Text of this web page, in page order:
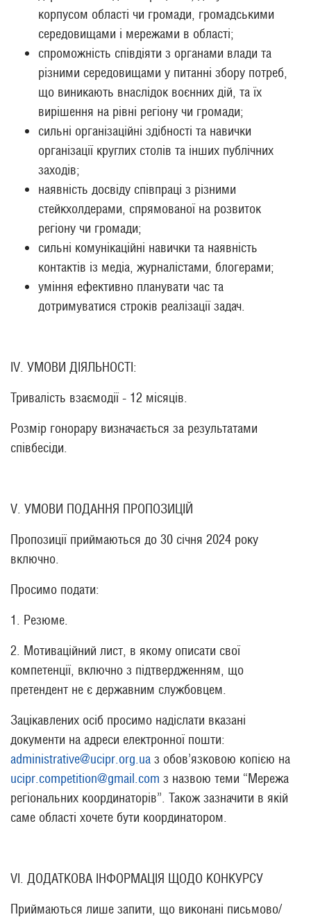
корпусом області чи громади, громадськими
середовищами і мережами в області;
спроможність співдіяти з органами влади та
різними середовищами у питанні збору потреб,
що виникають внаслідок воєнних дій, та їх
вирішення на рівні регіону чи громади;
сильні організаційні здібності та навички
організації круглих столів та інших публічних
заходів;
наявність досвіду співпраці з різними
стейкхолдерами, спрямованої на розвиток
регіону чи громади;
сильні комунікаційні навички та наявність
контактів із медіа, журналістами, блогерами;
уміння ефективно планувати час та
дотримуватися строків реалізації задач.
ІV. УМОВИ ДІЯЛЬНОСТІ:
Тривалість взаємодії - 12 місяців.
Розмір гонорару визначається за результатами
співбесіди.
V. УМОВИ ПОДАННЯ ПРОПОЗИЦІЙ
Пропозиції приймаються до 30 січня 2024 року
включно.
Просимо подати:
1. Резюме.
2. Мотиваційний лист, в якому описати свої
компетенції, включно з підтвердженням, що
претендент не є державним службовцем.
Зацікавлених осіб просимо надіслати вказані
документи на адреси електронної пошти:
administrative@ucipr.org.ua з обов’язковою копією на
ucipr.competition@gmail.com з назвою теми “Мережа
регіональних координаторів”. Також зазначити в якій
саме області хочете бути координатором.
VI. ДОДАТКОВА ІНФОРМАЦІЯ ЩОДО КОНКУРСУ
Приймаються лише запити, що виконані письмово/